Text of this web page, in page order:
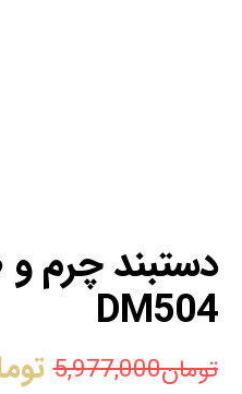
دستبند چرم
DM504
تومان5,977,000